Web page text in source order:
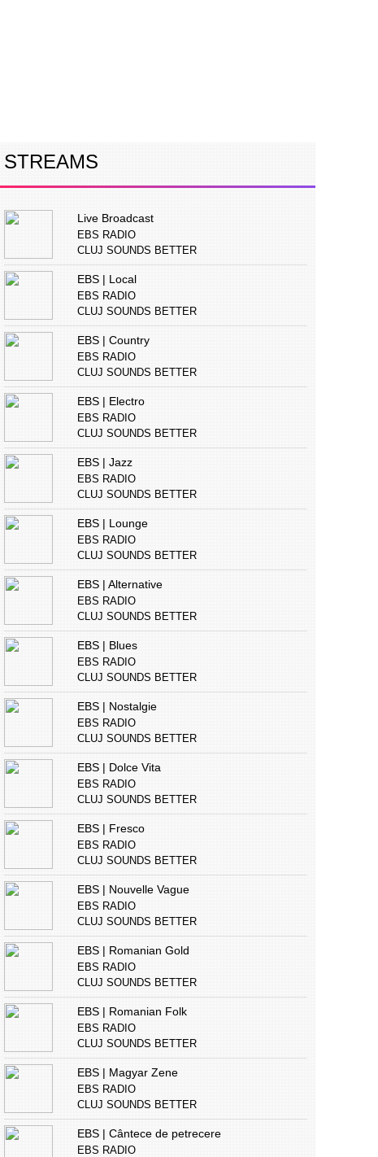
STREAMS
Live Broadcast
EBS RADIO
CLUJ SOUNDS BETTER
EBS | Local
EBS RADIO
CLUJ SOUNDS BETTER
EBS | Country
EBS RADIO
CLUJ SOUNDS BETTER
EBS | Electro
EBS RADIO
CLUJ SOUNDS BETTER
EBS | Jazz
EBS RADIO
CLUJ SOUNDS BETTER
EBS | Lounge
EBS RADIO
CLUJ SOUNDS BETTER
EBS | Alternative
EBS RADIO
CLUJ SOUNDS BETTER
EBS | Blues
EBS RADIO
CLUJ SOUNDS BETTER
EBS | Nostalgie
EBS RADIO
CLUJ SOUNDS BETTER
EBS | Dolce Vita
EBS RADIO
CLUJ SOUNDS BETTER
EBS | Fresco
EBS RADIO
CLUJ SOUNDS BETTER
EBS | Nouvelle Vague
EBS RADIO
CLUJ SOUNDS BETTER
EBS | Romanian Gold
EBS RADIO
CLUJ SOUNDS BETTER
EBS | Romanian Folk
EBS RADIO
CLUJ SOUNDS BETTER
EBS | Magyar Zene
EBS RADIO
CLUJ SOUNDS BETTER
EBS | Cântece de petrecere
EBS RADIO